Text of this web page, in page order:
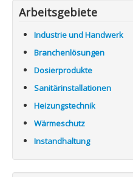
Arbeitsgebiete
Industrie und Handwerk
Branchenlösungen
Dosierprodukte
Sanitärinstallationen
Heizungstechnik
Wärmeschutz
Instandhaltung